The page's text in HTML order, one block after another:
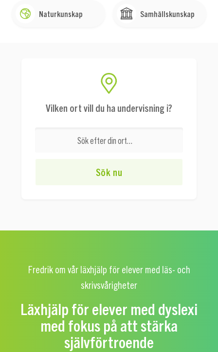
Naturkunskap Samhällskunskap
Vilken ort vill du ha undervisning i?
Fredrik om vår läxhjälp för elever med läs- och
skrivsvårigheter
Läxhjälp för elever med dyslexi
med fokus på att stärka
självförtroende